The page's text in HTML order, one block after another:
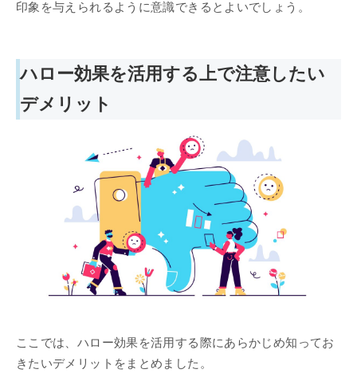
印象を与えられるように意識できるとよいでしょう。
ハロー効果を活用する上で注意したい
デメリット
ここでは、ハロー効果を活用する際にあらかじめ知ってお
きたいデメリットをまとめました。